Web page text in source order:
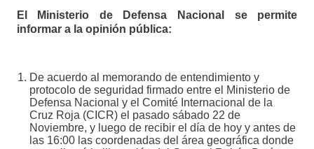
El Ministerio de Defensa Nacional se permite
informar a la opinión pública:
De acuerdo al memorando de entendimiento y
protocolo de seguridad firmado entre el Ministerio de
Defensa Nacional y el Comité Internacional de la
Cruz Roja (CICR) el pasado sábado 22 de
Noviembre, y luego de recibir el día de hoy y antes de
las 16:00 las coordenadas del área geográfica donde